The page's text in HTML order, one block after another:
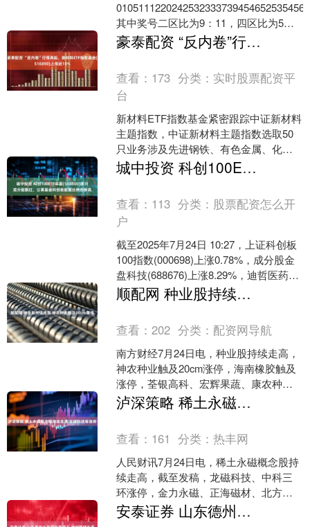
其中奖号二区比为9：11，四区比为5：
6....
豪泰配资 “反内卷”行情再起，新材料ETF指数基金(516890)上涨近10%
查看： 173 分类： 实时股票配资平
台
新材料ETF指数基金紧密跟踪中证新材料
主题指数，中证新材料主题指数选取50
只业务涉及先进钢铁、有色金属、化
工、无机非金属等基础材料以及关键战
略材料等新材料领域的....
城中投资 科创100ETF华夏(588800)多只成分股飘红，公募基金科创板配置比例创新高
查看： 113 分类： 股票配资怎么开
户
截至2025年7月24日 10:27，上证科创板
100指数(000698)上涨0.78%，成分股金
盘科技(688676)上涨8.29%，迪哲医药
(688192)....
顺配网 种业股持续走高 神农种业触及20cm涨停
查看：202 分类： 配资网导航
南方财经7月24日电，种业股持续走高，
神农种业触及20cm涨停，海南橡胶触及
涨停，荃银高科、宏辉果蔬、康农种业
纷纷上扬。....
泸深策略 稀土永磁概念股持续走高 龙磁科技等涨停
查看： 161 分类：热丰网
人民财讯7月24日电，稀土永磁概念股持
续走高，截至发稿，龙磁科技、中科三
环涨停，金力永磁、正海磁材、北方稀
土、广晟有色等纷纷上扬。....安泰证券 山东德州大型园林景观石 德州黄蜡石多种规格 德州黄蜡石刻字假山